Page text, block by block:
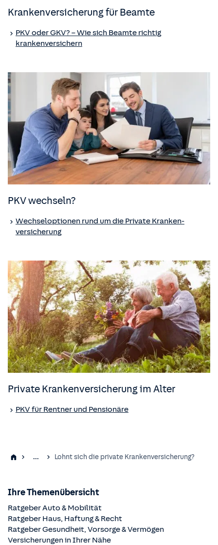
Kranken­versicherung für Beamte
PKV oder GKV? – Wie sich Beamte richtig
krankenversichern
PKV wechseln?
Wechseloptionen rund um die Private Kranken­
versicherung
Private Kranken­versicherung im Alter
PKV für Rentner und Pensionäre
... Lohnt sich die private Krankenversicherung?
Ihre Themenübersicht
Ratgeber Auto & Mobilität
Ratgeber Haus, Haftung & Recht
Ratgeber Gesundheit, Vorsorge & Vermögen
Versicherungen in Ihrer Nähe